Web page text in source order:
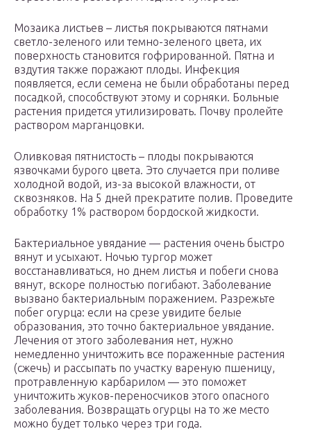
Мозаика листьев – листья покрываются пятнами
светло-зеленого или темно-зеленого цвета, их
поверхность становится гофрированной. Пятна и
вздутия также поражают плоды. Инфекция
появляется, если семена не были обработаны перед
посадкой, способствуют этому и сорняки. Больные
растения придется утилизировать. Почву пролейте
раствором марганцовки.
Оливковая пятнистость – плоды покрываются
язвочками бурого цвета. Это случается при поливе
холодной водой, из-за высокой влажности, от
сквозняков. На 5 дней прекратите полив. Проведите
обработку 1% раствором бордоской жидкости.
Бактериальное увядание — растения очень быстро
вянут и усыхают. Ночью тургор может
восстанавливаться, но днем листья и побеги снова
вянут, вскоре полностью погибают. Заболевание
вызвано бактериальным поражением. Разрежьте
побег огурца: если на срезе увидите белые
образования, это точно бактериальное увядание.
Лечения от этого заболевания нет, нужно
немедленно уничтожить все пораженные растения
(сжечь) и рассыпать по участку вареную пшеницу,
протравленную карбарилом — это поможет
уничтожить жуков-переносчиков этого опасного
заболевания. Возвращать огурцы на то же место
можно будет только через три года.